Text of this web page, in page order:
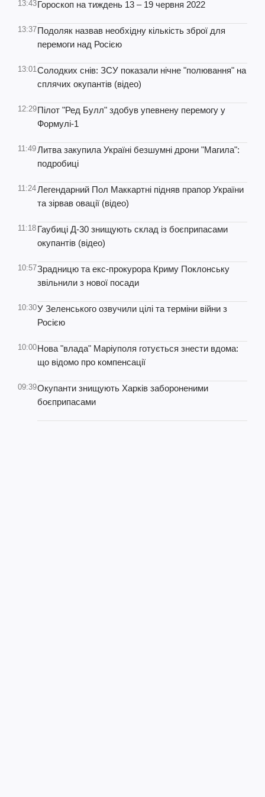
13:43Гороскоп на тиждень 13 – 19 червня 2022
13:37Подоляк назвав необхідну кількість зброї для
перемоги над Росією
13:01Солодких снів: ЗСУ показали нічне "полювання" на
сплячих окупантів (відео)
12:29Пілот "Ред Булл" здобув упевнену перемогу у
Формулі-1
11:49Литва закупила Україні безшумні дрони "Магила":
подробиці
11:24Легендарний Пол Маккартні підняв прапор України
та зірвав овації (відео)
11:18 Гаубиці Д-30 знищують склад із боєприпасами
окупантів (відео)
10:57Зрадницю та екс-прокурора Криму Поклонську
звільнили з нової посади
10:30У Зеленського озвучили цілі та терміни війни з
Росією
10:00Нова "влада" Маріуполя готується знести вдома:
що відомо про компенсації
09:39Окупанти знищують Харків забороненими
боєприпасами